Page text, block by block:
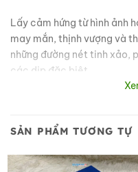
Lấy cảm hứng từ hình ảnh
may mắn, thịnh vượng và
những đường nét tinh xảo,
các dịp đặc biệt.
hợp bày trí tại văn phòng,
SẢN PHẨM TƯƠNG TỰ